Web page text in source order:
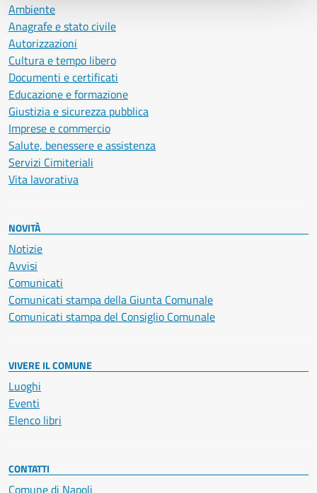
Ambiente
Anagrafe e stato civile
Autorizzazioni
Cultura e tempo libero
Documenti e certificati
Educazione e formazione
Giustizia e sicurezza pubblica
Imprese e commercio
Salute, benessere e assistenza
Servizi Cimiteriali
Vita lavorativa
NOVITÀ
Notizie
Avvisi
Comunicati
Comunicati stampa della Giunta Comunale
Comunicati stampa del Consiglio Comunale
VIVERE IL COMUNE
Luoghi
Eventi
Elenco libri
CONTATTI